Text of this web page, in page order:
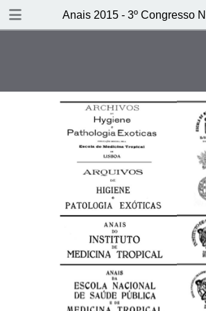
Anais 2015 - 3º Congresso
DOWNLOAD
Ficha t&#233;cnica
Editorial - Reinventando os Anais
Anais do IHMT 2015 – Parte I
Sess&#227;o Solene - Discurso de
abertura do 3&#186; Congresso
Nacional de Medicina Tropical